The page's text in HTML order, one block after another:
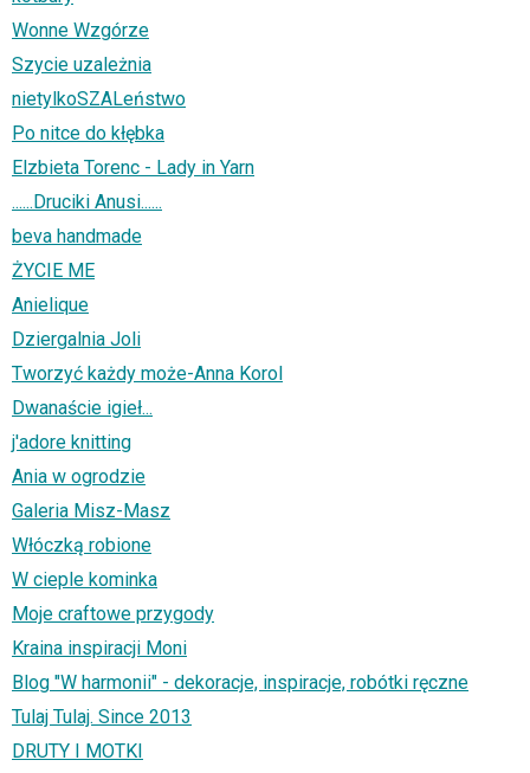
Wonne Wzgórze
Szycie uzależnia
nietylkoSZALeństwo
Po nitce do kłębka
Elzbieta Torenc - Lady in Yarn
......Druciki Anusi......
beva handmade
ŻYCIE ME
Anielique
Dziergalnia Joli
Tworzyć każdy może-Anna Korol
Dwanaście igieł...
j'adore knitting
Ania w ogrodzie
Galeria Misz-Masz
Włóczką robione
W cieple kominka
Moje craftowe przygody
Kraina inspiracji Moni
Blog "W harmonii" - dekoracje, inspiracje, robótki ręczne
Tulaj Tulaj. Since 2013
DRUTY I MOTKI